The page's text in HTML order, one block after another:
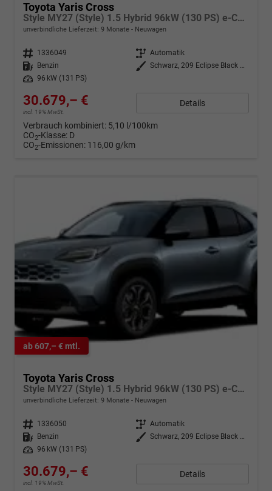
Toyota Yaris Cross
Style MY27 (Style) 1.5 Hybrid 96kW (130 PS) e-CVT 4x4
unverbindliche Lieferzeit: 9 Monate Neuwagen
Fahrzeugnr. 1336049 Getriebe Automatik
Kraftstoff
Benzin Außenfarbe
Schwarz, 209 Eclipse Black Metallic
Leistung
96 kW (131 PS)
30.679,– €
incl. 19% MwSt.
Details
Verbrauch kombiniert: 5,10 l/100km
CO2-Klasse: D
CO2-Emissionen: 116,00 g/km
ab 607,– € mtl.
Toyota Yaris Cross
Style MY27 (Style) 1.5 Hybrid 96kW (130 PS) e-CVT 4x4
unverbindliche Lieferzeit: 9 Monate Neuwagen
Fahrzeugnr. 1336050 Getriebe Automatik
Kraftstoff
Benzin Außenfarbe
Schwarz, 209 Eclipse Black Metallic
Leistung
96 kW (131 PS)
30.679,– €
incl. 19% MwSt.
Details